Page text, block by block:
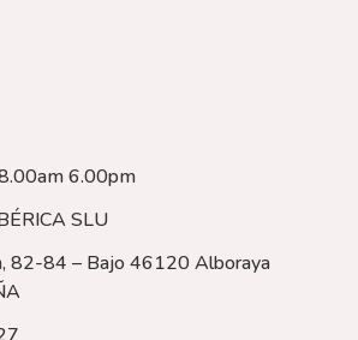
6.00pm
SLU
82-84 – Bajo 46120 Alboraya